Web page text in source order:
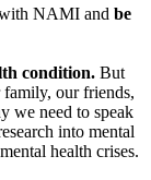
NAMI and be
condition. But
family, our friends,
we need to speak
into mental
health crises.